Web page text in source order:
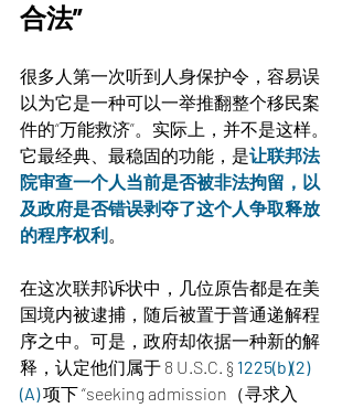
合法”
很多人第一次听到人身保护令，容易误
以为它是一种可以一举推翻整个移民案
件的“万能救济”。实际上，并不是这样。
它最经典、最稳固的功能，是让联邦法
院审查一个人当前是否被非法拘留，以
及政府是否错误剥夺了这个人争取释放
的程序权利 。
在这次联邦诉状中，几位原告都是在美
国境内被逮捕，随后被置于普通递解程
序之中。可是，政府却依据一种新的解
释，认定他们属于 8 U.S.C. § 1225(b)(2)
(A) 项下 “seeking admission（寻求入